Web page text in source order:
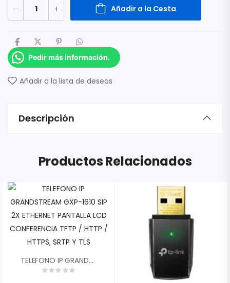
Añadir a la Cesta
Pedir más información.
Añadir a la lista de deseos
Descripción
Productos Relacionados
TELEFONO IP GRANDSTREAM GXP-1610 SIP 2X ETHERNET PANTALLA LCD CONFERENCIA TFTP / HTTP / HTTPS, SRTP Y TLS